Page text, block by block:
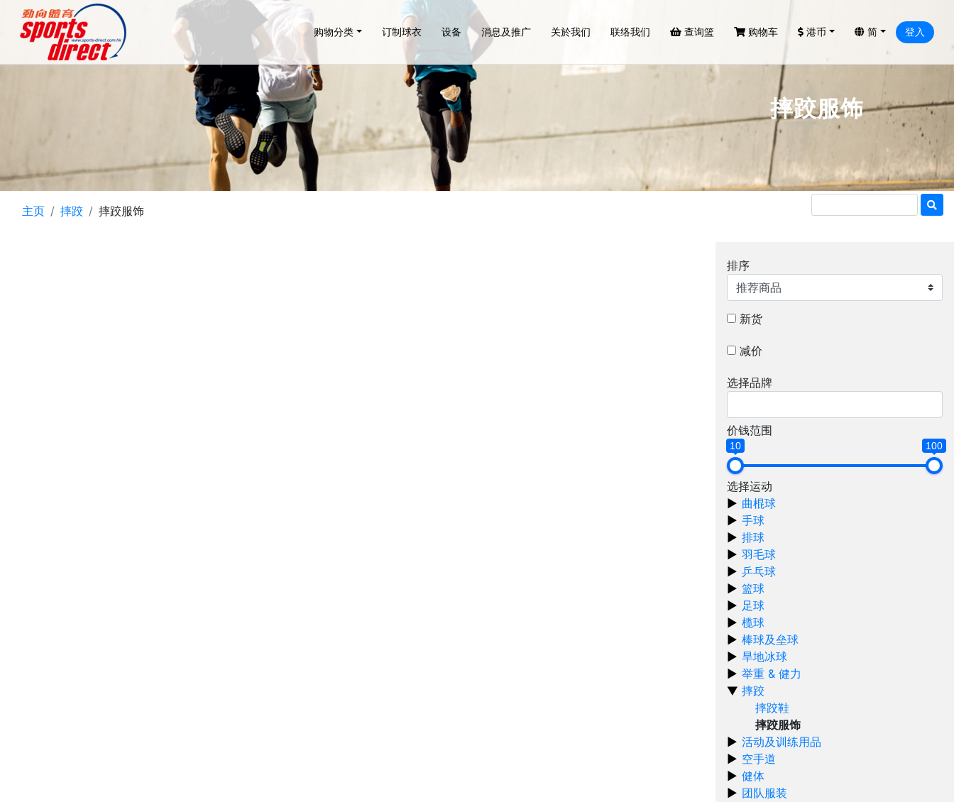
购物分类 订制球衣 设备 消息及推广 关於我们 联络我们 查询篮 购物车 港币 简 登入
摔跤服饰
主页 摔跤 摔跤服饰
排序
新货
减价
选择品牌
价钱范围
10 100
选择运动
曲棍球
手球
排球
羽毛球
乒乓球
篮球
足球
榄球
棒球及垒球
旱地冰球
举重 & 健力
摔跤
摔跤鞋
摔跤服饰
活动及训练用品
空手道
健体
团队服装